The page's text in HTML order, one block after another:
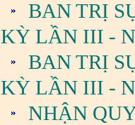
BAN TRỊ
KỲ LẦN III -
BAN TRỊ
KỲ LẦN III -
NHẬN